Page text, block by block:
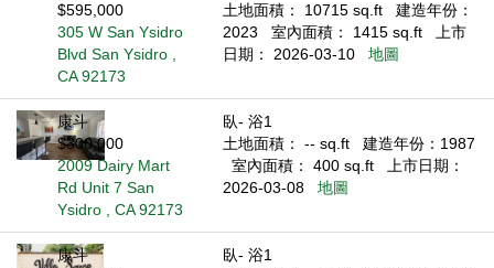
$595,000
305 W San Ysidro
Blvd San Ysidro ,
CA 92173
土地面積： 10715 sq.ft
建造年份：
2023
室內面積： 1415 sq.ft
上市
日期： 2026-03-10
地圖
康斗
$300,000
2009 Dairy Mart
Rd Unit 7 San
Ysidro , CA 92173
臥- 浴1
土地面積： -- sq.ft
建造年份：1987
室內面積： 400 sq.ft
上市日期：
2026-03-08
地圖
康斗
臥- 浴1